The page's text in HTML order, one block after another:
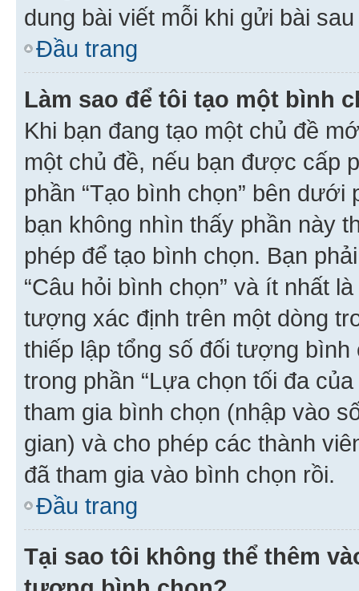
dung bài viết mỗi khi gửi bài sau
Đầu trang
Làm sao để tôi tạo một bình
Khi bạn đang tạo một chủ đề
một chủ đề, nếu bạn được cấp
phần “Tạo bình chọn” bên
bạn không nhìn thấy phần này
phép để tạo bình chọn. Bạn
“Câu hỏi bình chọn” và ít nhất
tượng xác định trên một dòng
thiếp lập tổng số đối tượng
trong phần “Lựa chọn tối đa
tham gia bình chọn (nhập vào
gian) và cho phép các thành
đã tham gia vào bình chọn rồi.
Đầu trang
Tại sao tôi không thể thêm